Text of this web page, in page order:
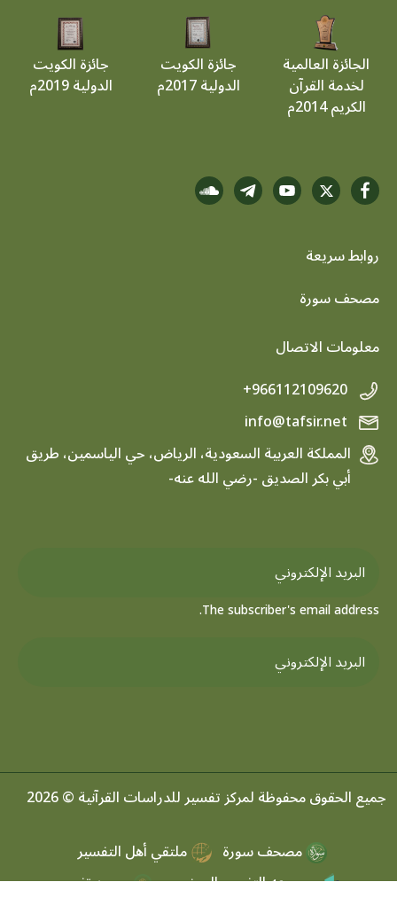
الجائزة العالمية
لخدمة القرآن
الكريم 2014م
جائزة الكويت
الدولية 2017م
جائزة الكويت
الدولية 2019م
روابط سريعة
footer menu
مصحف سورة
معلومات الاتصال
+966112109620
المملكة العربية السعودية، الرياض، حي الياسمين، طريق
أبي بكر الصديق -رضي الله عنه-
The subscriber's email address.
جميع الحقوق محفوظة لمركز تفسير للدراسات القرآنية © 2026
مصحف سورة
ملتقي أهل التفسير
موسوعه التفسير الموضعي
مرصد تفسير